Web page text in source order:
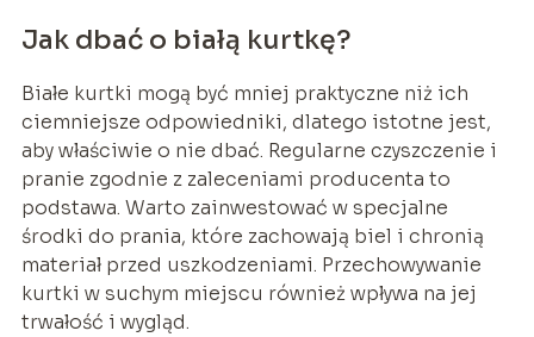
Jak dbać o białą kurtkę?
Białe kurtki mogą być mniej praktyczne niż ich
ciemniejsze odpowiedniki, dlatego istotne jest,
aby właściwie o nie dbać. Regularne czyszczenie i
pranie zgodnie z zaleceniami producenta to
podstawa. Warto zainwestować w specjalne
środki do prania, które zachowają biel i chronią
materiał przed uszkodzeniami. Przechowywanie
kurtki w suchym miejscu również wpływa na jej
trwałość i wygląd.